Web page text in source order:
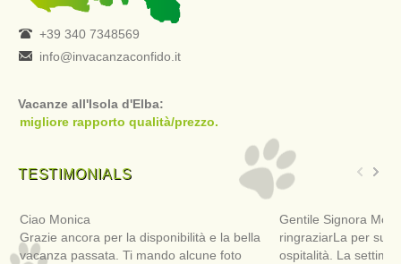
+39 340 7348569
info@invacanzaconfido.it
Vacanze all'Isola d'Elba:
migliore rapporto qualità/prezzo.
TESTIMONIALS
Ciao Monica
Grazie ancora per la disponibilità e la bella
vacanza passata. Ti mando alcune foto
Gentile Signora
ringraziarLa per sua
ospitalità. La